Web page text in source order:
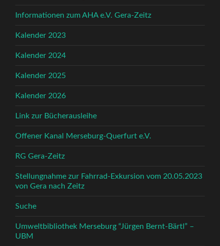
Informationen zum AHA e.V. Gera-Zeitz
Kalender 2023
Kalender 2024
Kalender 2025
Kalender 2026
Link zur Bücherausleihe
Offener Kanal Merseburg-Querfurt e.V.
RG Gera-Zeitz
Stellungnahme zur Fahrrad-Exkursion vom 20.05.2023
von Gera nach Zeitz
Suche
Umweltbibliothek Merseburg “Jürgen Bernt-Bärtl” –
UBM